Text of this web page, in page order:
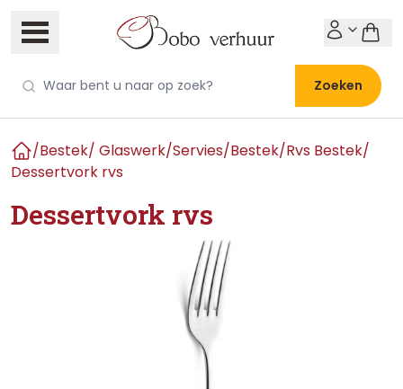
Zoeken
Home
/Bestek/ Glaswerk/Servies/Bestek/Rvs Bestek/
Dessertvork rvs
Dessertvork rvs